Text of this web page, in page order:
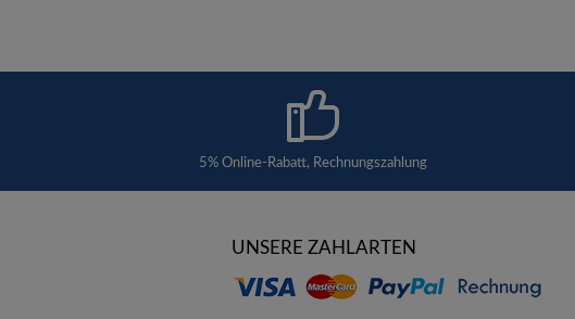
5% Online-Rabatt, Rechnungszahlung
UNSERE ZAHLARTEN